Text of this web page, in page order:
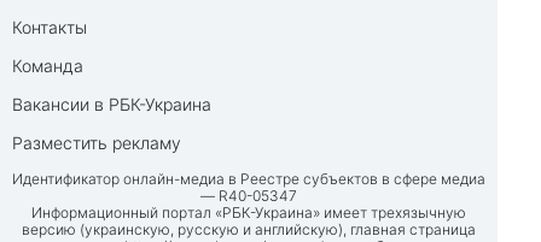
Контакты
Команда
Вакансии в РБК-Украина
Разместить рекламу
Идентификатор онлайн-медиа в Реестре субъектов в сфере медиа
— R40-05347
Информационный портал «РБК-Украина» имеет трехязычную
версию (украинскую, русскую и английскую), главная страница